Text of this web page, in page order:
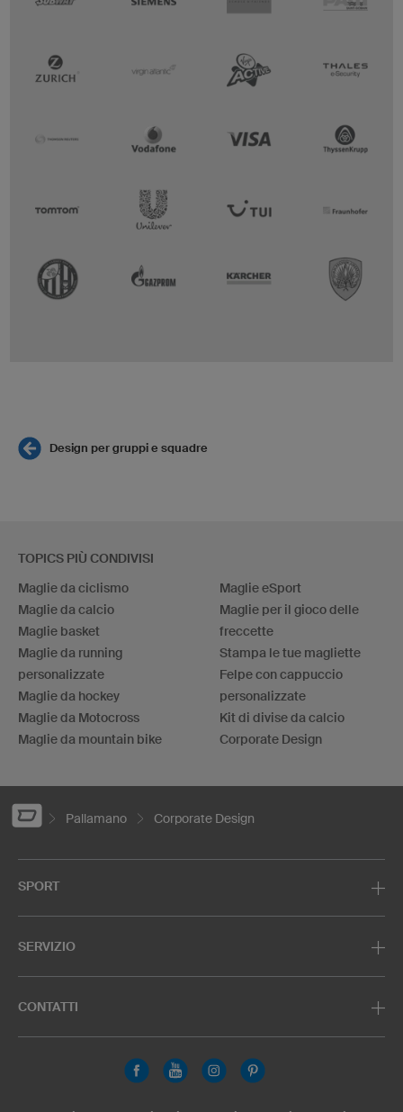
Design per gruppi e squadre
TOPICS PIÙ CONDIVISI
Maglie da ciclismo
Maglie da calcio
Maglie basket
Maglie da running
personalizzate
Maglie da hockey
Maglie da Motocross
Maglie da mountain bike
Maglie eSport
Maglie per il gioco delle
freccette
Stampa le tue magliette
Felpe con cappuccio
personalizzate
Kit di divise da calcio
Corporate Design
Pallamano Corporate Design
SPORT
SERVIZIO
CONTATTI